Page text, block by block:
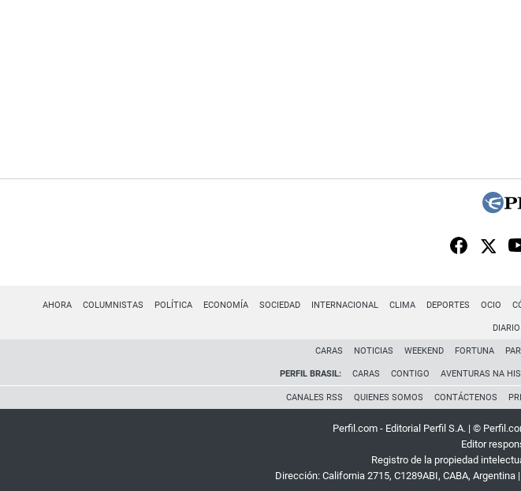
AHORA COLUMNISTAS POLÍTICA ECONOMÍA SOCIEDAD INTERNACIONAL CLIMA DEPORTES OCIO
CARAS NOTICIAS WEEKEND FORTUNA
PERFIL BRASIL: CARAS CONTIGO AVENTURAS NA
CANALES RSS QUIENES SOMOS CONTÁCTENOS
Perfil.com - Editorial Perfil S.A. | ©
Editor
Registro de la propiedad
Dirección: California 2715, C1289ABI, CABA, Argentina|